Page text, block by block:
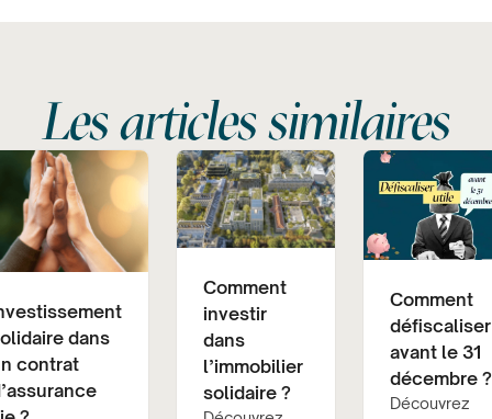
Les articles similaires
dans
contrat
Comment
investir
dans
l’immobilier
solidaire ?
Comment
défiscaliser
avant le 31
décembre ?
Découvrez